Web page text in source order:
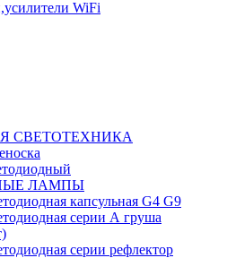
WiFi
СВЕТОТЕХНИКА
ЛАМПЫ
капсульная G4 G9
серии А груша
серии рефлектор